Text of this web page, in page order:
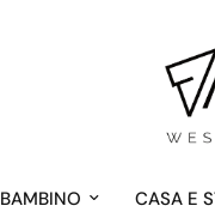
BAMBINO CASA E